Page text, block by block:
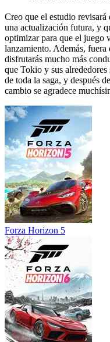
Creo que el estudio
una actualización futura, y
optimizar para que el juego
lanzamiento. Además,
disfrutarás mucho más
que Tokio y sus alrededores
de toda la saga, y después
cambio se agradece
Forza Horizon 5